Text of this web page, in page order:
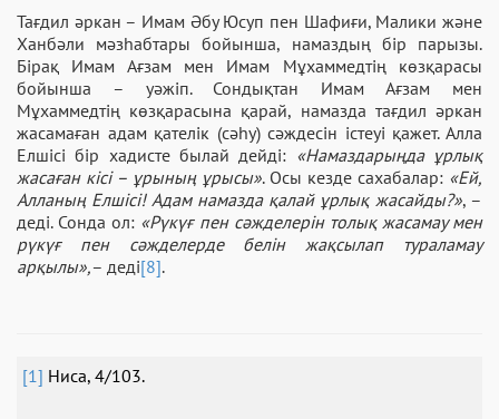
Тағдил әркан – Имам Әбу Юсуп пен Шафиғи, Малики және
Ханбәли мәзһабтары бойынша, намаздың бір парызы.
Бірақ Имам Ағзам мен Имам Мұхаммедтің көзқарасы
бойынша – уәжіп. Сондықтан Имам Ағзам мен
Мұхаммедтің көзқарасына қарай, намазда тағдил әркан
жасамаған адам қателік (сәһу) сәждесін істеуі қажет. Алла
Елшісі бір хадисте былай дейді: «Намаздарыңда ұрлық
жасаған кісі – ұрының ұрысы». Осы кезде сахабалар: «Ей,
Алланың Елшісі! Адам намазда қалай ұрлық жасайды?», –
деді. Сонда ол: «Рүкүғ пен сәжделерін толық жасамау мен
рүкүғ пен сәжделерде белін жақсылап тураламау
арқылы»,– деді[8].
[1] Ниса, 4/103.